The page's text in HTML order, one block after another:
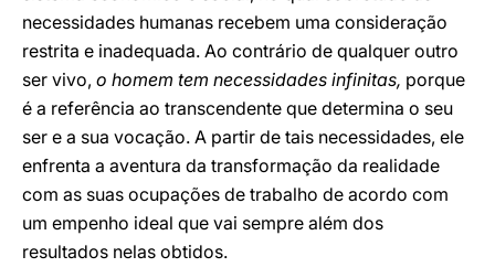
necessidades humanas recebem uma consideração
restrita e inadequada. Ao contrário de qualquer outro
ser vivo, o homem tem necessidades infinitas, porque
é a referência ao transcendente que determina o seu
ser e a sua vocação. A partir de tais necessidades, ele
enfrenta a aventura da transformação da realidade
com as suas ocupações de trabalho de acordo com
um empenho ideal que vai sempre além dos
resultados nelas obtidos.